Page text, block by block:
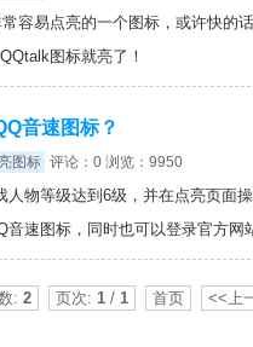
容易点亮的一个图标，或许快的
图标就亮了！
音速图标？
图标 评论：0 浏览：9950
人物等级达到6级，并在点亮页面
速图标，同时也可以登录官方网
: 2 页次: 1 / 1 首页 <<上